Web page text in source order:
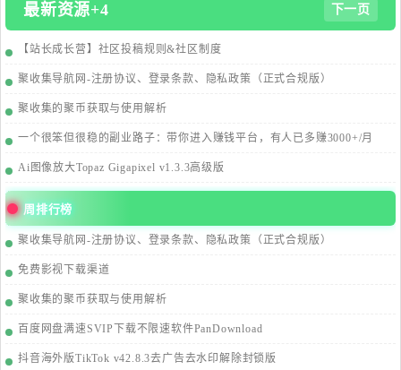
最新资源+4 下一页
【站长成长营】社区投稿规则&社区制度
聚收集导航网-注册协议、登录条款、隐私政策（正式合规版）
聚收集的聚币获取与使用解析
一个很笨但很稳的副业路子：带你进入赚钱平台，有人已多赚3000+/月
Ai图像放大Topaz Gigapixel v1.3.3高级版
周排行榜
聚收集导航网-注册协议、登录条款、隐私政策（正式合规版）
免费影视下载渠道
聚收集的聚币获取与使用解析
百度网盘满速SVIP下载不限速软件PanDownload
抖音海外版TikTok v42.8.3去广告去水印解除封锁版